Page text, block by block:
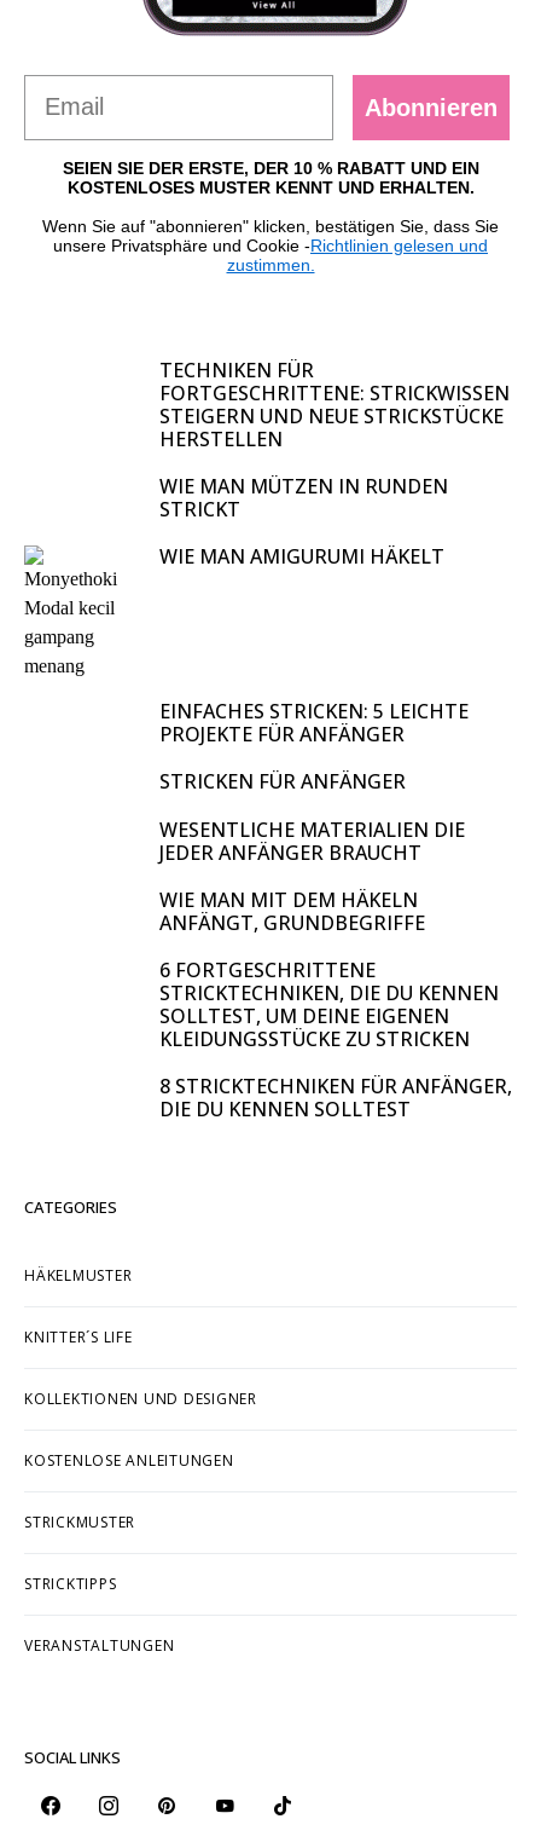
Abonnieren
SEIEN SIE DER ERSTE, DER 10 % RABATT UND EIN
KOSTENLOSES MUSTER KENNT UND ERHALTEN.
Wenn Sie auf "abonnieren" klicken, bestätigen Sie, dass Sie
unsere Privatsphäre und Cookie -Richtlinien gelesen und
zustimmen.
TECHNIKEN FÜR
FORTGESCHRITTENE: STRICKWISSEN
STEIGERN UND NEUE STRICKSTÜCKE
HERSTELLEN
WIE MAN MÜTZEN IN RUNDEN
STRICKT
WIE MAN AMIGURUMI HÄKELT
EINFACHES STRICKEN: 5 LEICHTE
PROJEKTE FÜR ANFÄNGER
STRICKEN FÜR ANFÄNGER
WESENTLICHE MATERIALIEN DIE
JEDER ANFÄNGER BRAUCHT
WIE MAN MIT DEM HÄKELN
ANFÄNGT, GRUNDBEGRIFFE
6 FORTGESCHRITTENE
STRICKTECHNIKEN, DIE DU KENNEN
SOLLTEST, UM DEINE EIGENEN
KLEIDUNGSSTÜCKE ZU STRICKEN
8 STRICKTECHNIKEN FÜR ANFÄNGER,
DIE DU KENNEN SOLLTEST
CATEGORIES
HÄKELMUSTER
KNITTER´S LIFE
KOLLEKTIONEN UND DESIGNER
KOSTENLOSE ANLEITUNGEN
STRICKMUSTER
STRICKTIPPS
VERANSTALTUNGEN
SOCIAL LINKS